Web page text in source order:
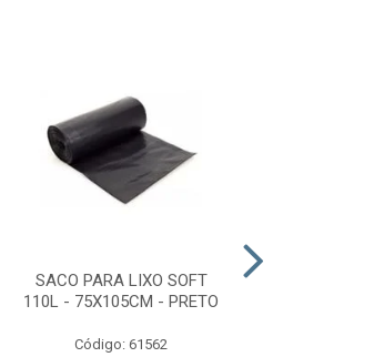
SACO PARA LIXO SOFT
110L - 75X105CM - PRETO
Código: 61562